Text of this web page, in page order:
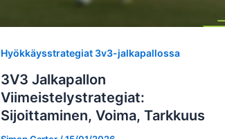
Hyökkäysstrategiat 3v3-jalkapallossa
3V3 Jalkapallon
Viimeistelystrategiat:
Sijoittaminen, Voima, Tarkkuus